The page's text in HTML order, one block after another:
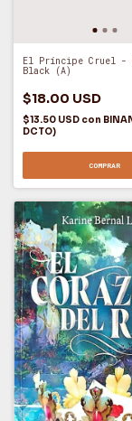
El Príncipe Cruel -
Black (A)
$18.00 USD
$13.50 USD con
DCTO)
COMPRAR